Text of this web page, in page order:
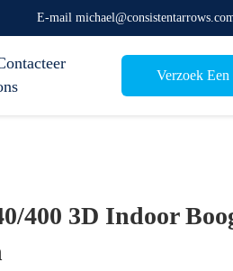
E-mail
Verzoek Een
400 3D Indoor